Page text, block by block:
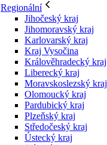
Regionální
Jihočeský kraj
Jihomoravský kraj
Karlovarský kraj
Kraj Vysočina
Králověhradecký kraj
Liberecký kraj
Moravskoslezský kraj
Olomoucký kraj
Pardubický kraj
Plzeňský kraj
Středočeský kraj
Ústecký kraj